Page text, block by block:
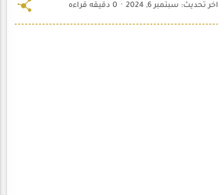
0 دقيقه قراءه